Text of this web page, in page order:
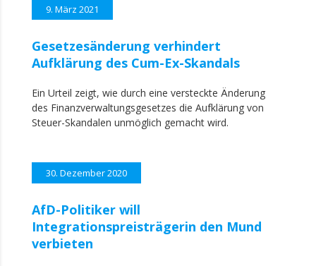
9. März 2021
Gesetzesänderung verhindert
Aufklärung des Cum-Ex-Skandals
Ein Urteil zeigt, wie durch eine versteckte Änderung
des Finanzverwaltungsgesetzes die Aufklärung von
Steuer-Skandalen unmöglich gemacht wird.
30. Dezember 2020
AfD-Politiker will
Integrationspreisträgerin den Mund
verbieten